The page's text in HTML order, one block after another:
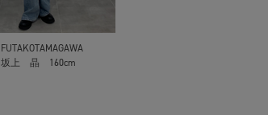
FUTAKOTAMAGAWA
坂上 晶
160cm